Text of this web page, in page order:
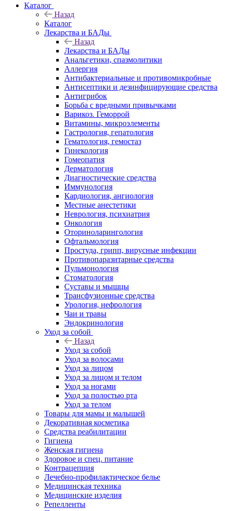
Каталог
Назад
Каталог
Лекарства и БАДы
Назад
Лекарства и БАДы
Анальгетики, спазмолитики
Аллергия
Антибактериальные и противомикробные
Антисептики и дезинфицирующие средства
Антигрибок
Борьба с вредными привычками
Варикоз. Геморрой
Витамины, микроэлементы
Гастрология, гепатология
Гематология, гемостаз
Гинекология
Гомеопатия
Дерматология
Диагностические средства
Иммунология
Кардиология, ангиология
Местные анестетики
Неврология, психиатрия
Онкология
Оториноларингология
Офтальмология
Простуда, грипп, вирусные инфекции
Противопаразитарные средства
Пульмонология
Стоматология
Суставы и мышцы
Трансфузионные средства
Урология, нефрология
Чаи и травы
Эндокринология
Уход за собой
Назад
Уход за собой
Уход за волосами
Уход за лицом
Уход за лицом и телом
Уход за ногами
Уход за полостью рта
Уход за телом
Товары для мамы и малышей
Декоративная косметика
Средства реабилитации
Гигиена
Женская гигиена
Здоровое и спец. питание
Контрацепция
Лечебно-профилактическое белье
Медицинская техника
Медицинские изделия
Репелленты